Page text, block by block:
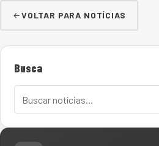
VOLTAR PARA NOTÍCIAS
Busca